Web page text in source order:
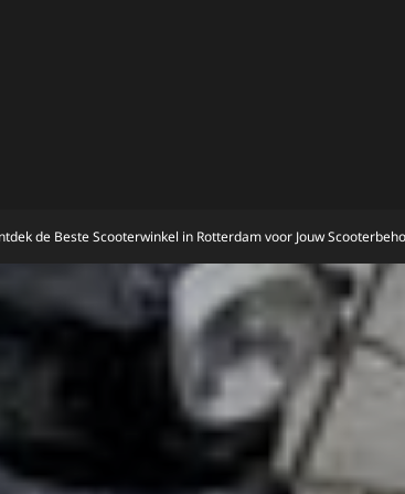
de Beste Scooterwinkel in Rotterdam voor Jouw